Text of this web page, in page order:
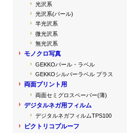
光沢系
光沢系(パール)
半光沢系
微光沢系
無光沢系
モノクロ写真
GEKKOパール・ラベル
GEKKOシルバーラベル プラス
両面プリント用
両面セミグロスペーパー(薄)
デジタルネガ用フィルム
デジタルネガフィルムTPS100
ピクトリコプルーフ